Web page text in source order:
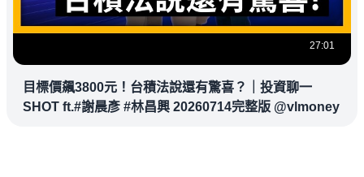
27:01
目標價飆3800元！台積法說還有驚喜？｜投資聊一
SHOT ft.#謝晨彥 #林昌興 20260714完整版 @vlmoney